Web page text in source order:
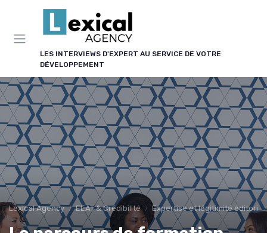
LES INTERVIEWS D'EXPERT AU SERVICE DE VOTRE
DÉVELOPPEMENT
Lexical Agency EEAT & Crédibilité Expertise et légitimité
Panneau de gestion des cookies